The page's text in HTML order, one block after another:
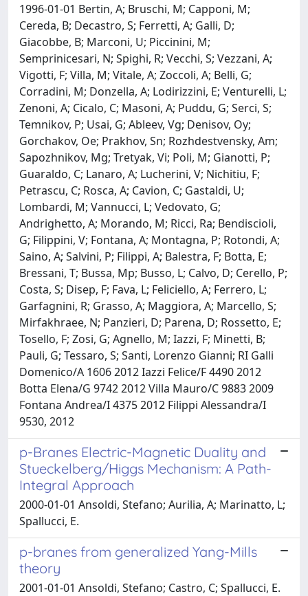
1996-01-01 Bertin, A; Bruschi, M; Capponi, M;
Cereda, B; Decastro, S; Ferretti, A; Galli, D;
Giacobbe, B; Marconi, U; Piccinini, M;
Semprinicesari, N; Spighi, R; Vecchi, S; Vezzani, A;
Vigotti, F; Villa, M; Vitale, A; Zoccoli, A; Belli, G;
Corradini, M; Donzella, A; Lodirizzini, E; Venturelli, L;
Zenoni, A; Cicalo, C; Masoni, A; Puddu, G; Serci, S;
Temnikov, P; Usai, G; Ableev, Vg; Denisov, Oy;
Gorchakov, Oe; Prakhov, Sn; Rozhdestvensky, Am;
Sapozhnikov, Mg; Tretyak, Vi; Poli, M; Gianotti, P;
Guaraldo, C; Lanaro, A; Lucherini, V; Nichitiu, F;
Petrascu, C; Rosca, A; Cavion, C; Gastaldi, U;
Lombardi, M; Vannucci, L; Vedovato, G;
Andrighetto, A; Morando, M; Ricci, Ra; Bendiscioli,
G; Filippini, V; Fontana, A; Montagna, P; Rotondi, A;
Saino, A; Salvini, P; Filippi, A; Balestra, F; Botta, E;
Bressani, T; Bussa, Mp; Busso, L; Calvo, D; Cerello, P;
Costa, S; Disep, F; Fava, L; Feliciello, A; Ferrero, L;
Garfagnini, R; Grasso, A; Maggiora, A; Marcello, S;
Mirfakhraee, N; Panzieri, D; Parena, D; Rossetto, E;
Tosello, F; Zosi, G; Agnello, M; Iazzi, F; Minetti, B;
Pauli, G; Tessaro, S; Santi, Lorenzo Gianni; RI Galli
Domenico/A 1606 2012 Iazzi Felice/F 4490 2012
Botta Elena/G 9742 2012 Villa Mauro/C 9883 2009
Fontana Andrea/I 4375 2012 Filippi Alessandra/I
9530, 2012
p-Branes Electric-Magnetic Duality and
Stueckelberg/Higgs Mechanism: A Path-
Integral Approach
2000-01-01 Ansoldi, Stefano; Aurilia, A; Marinatto, L;
Spallucci, E.
p-branes from generalized Yang-Mills
theory
2001-01-01 Ansoldi, Stefano; Castro, C; Spallucci, E.